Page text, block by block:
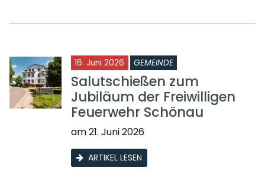
16. Juni 2026 GEMEINDE
Salutschießen zum
Jubiläum der Freiwilligen
Feuerwehr Schönau
am 21. Juni 2026
ARTIKEL LESEN